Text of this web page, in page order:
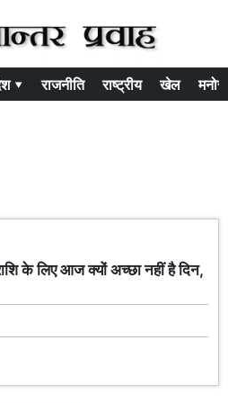
▾ राजनीति राष्ट्रीय खेल
के लिए आज क्यों अच्छा नहीं है दिन,